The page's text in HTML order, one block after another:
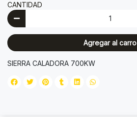
CANTIDAD
Agregar al carro
SIERRA CALADORA 700KW